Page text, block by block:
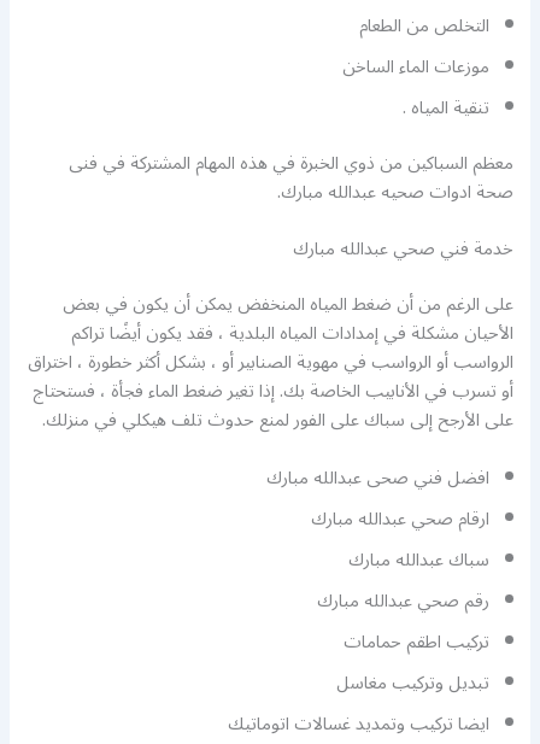
التخلص من الطعام
موزعات الماء الساخن
تنقية المياه .
معظم السباكين من ذوي الخبرة في هذه المهام المشتركة في فنى
صحة ادوات صحيه عبدالله مبارك.
خدمة فني صحي عبدالله مبارك
على الرغم من أن ضغط المياه المنخفض يمكن أن يكون في بعض
الأحيان مشكلة في إمدادات المياه البلدية ، فقد يكون أيضًا تراكم
الرواسب أو الرواسب في مهوية الصنابير أو ، بشكل أكثر خطورة ، اختراق
أو تسرب في الأنابيب الخاصة بك. إذا تغير ضغط الماء فجأة ، فستحتاج
على الأرجح إلى سباك على الفور لمنع حدوث تلف هيكلي في منزلك.
افضل فني صحى عبدالله مبارك
ارقام صحي عبدالله مبارك
سباك عبدالله مبارك
رقم صحي عبدالله مبارك
تركيب اطقم حمامات
تبديل وتركيب مغاسل
ايضا تركيب وتمديد غسالات اتوماتيك